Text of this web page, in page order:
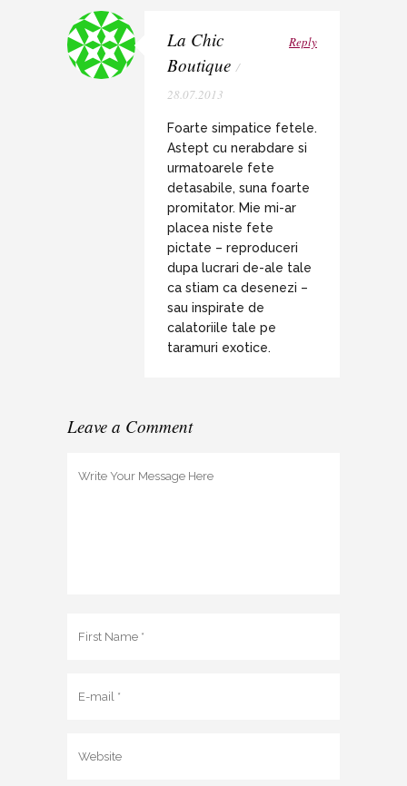
La Chic
Boutique /
28.07.2013
Reply
Foarte simpatice fetele.
Astept cu nerabdare si
urmatoarele fete
detasabile, suna foarte
promitator. Mie mi-ar
placea niste fete
pictate – reproduceri
dupa lucrari de-ale tale
ca stiam ca desenezi –
sau inspirate de
calatoriile tale pe
taramuri exotice.
Leave a Comment